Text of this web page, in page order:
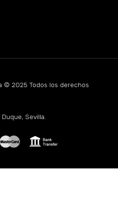
© 2025 Todos los derechos
Duque, Sevilla.